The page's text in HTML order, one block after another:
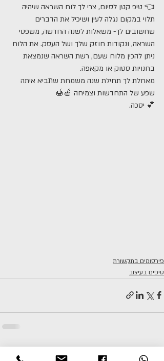
👈 טיפ קטן לסיום, צרי לך לוח השראה שיהיה
תלוי במקום נגלה לעין ושיכיל את הדברים
שחשובים לך- משאלות לשנה החדשה, משפטי
השראה, ונקודות חוזק שלך ושל העסק. את הלוח
ניתן להכין מלוח שעם, רשת השראה שנמצאת
בחנויות סטוק או מקאפה.
מאחלת לך תחילת שנה משמחת שתביא איתה
שפע של התחדשות וצמיחה 🍎🍯
💕 יסכה.
פירסומים בתקשורת
טיפים בעיצוב
פוסטים אחרונים הצג הכול